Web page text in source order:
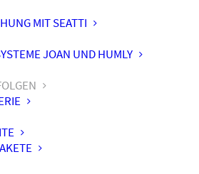
MIT SEATTI
JOAN UND HUMLY
GmbH